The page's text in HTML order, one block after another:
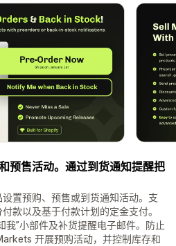
预售活动。通过到货通知提醒把
置预购、预售或到货通知活动。支
款以及基于付款计划的定金支付。
我”小部件及补货提醒电子邮件。防止
开展预购活动，并控制库存和